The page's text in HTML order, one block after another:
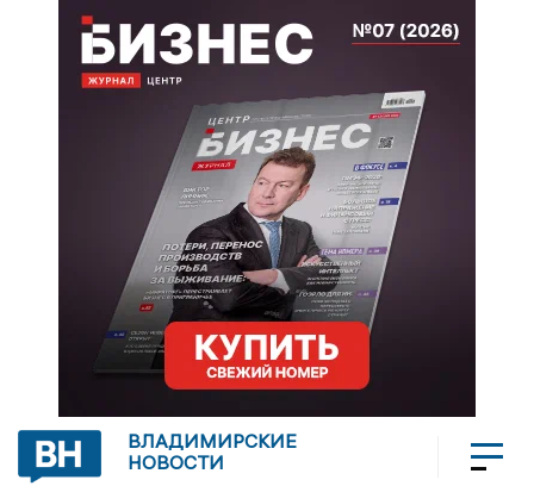
ВЛАДИМИРСКИЕ
НОВОСТИ